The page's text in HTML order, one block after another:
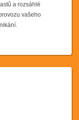
a rozsáhlé
vašeho